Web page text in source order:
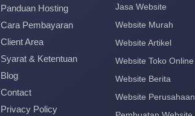
Panduan Hosting
Cara Pembayaran
Client Area
Syarat & Ketentuan
Blog
Contact
Privacy Policy
Jasa Website
Website Murah
Website Artikel
Website Toko Online
Website Berita
Website Perusahaan